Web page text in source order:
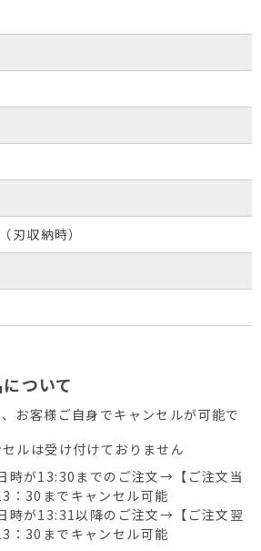
刃収納時）
ついて
お客様ご自身でキャンセルが可能で
ルは受け付けておりません
時が13:30までのご注文→【ご注文当
：30までキャンセル可能
時が13:31以降のご注文→【ご注文翌
：30までキャンセル可能